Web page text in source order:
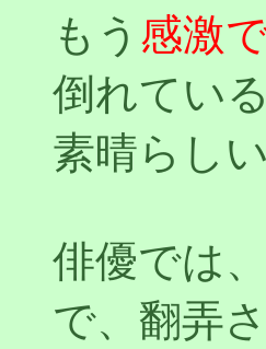
もう 感激
倒れてい
素晴らし
俳優では
で、翻弄